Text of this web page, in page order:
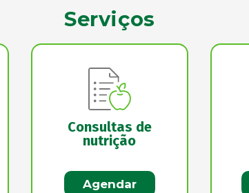
Serviços
Consultas de
nutrição
Agendar